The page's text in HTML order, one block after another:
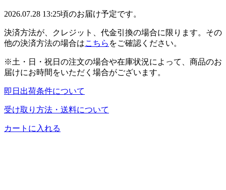
2026.07.28 13:25頃のお届け予定です。
決済方法が、クレジット、代金引換の場合に限ります。その
他の決済方法の場合はこちら をご確認ください。
※土・日・祝日の注文の場合や在庫状況によって、商品のお
届けにお時間をいただく場合がございます。
即日出荷条件について
受け取り方法・送料について
カートに入れる